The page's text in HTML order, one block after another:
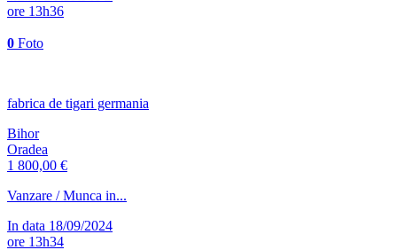
ore 13h36
0 Foto
fabrica de tigari germania
Bihor
Oradea
1 800,00 €
Vanzare / Munca in...
In data 18/09/2024
ore 13h34